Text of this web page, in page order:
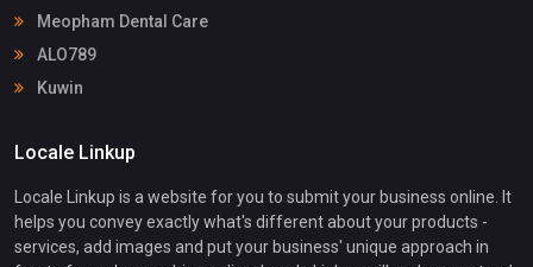
Meopham Dental Care
ALO789
Kuwin
Locale Linkup
Locale Linkup is a website for you to submit your business online. It
helps you convey exactly what's different about your products -
services, add images and put your business' unique approach in